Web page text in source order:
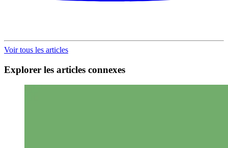
Voir tous les articles
Explorer les articles connexes